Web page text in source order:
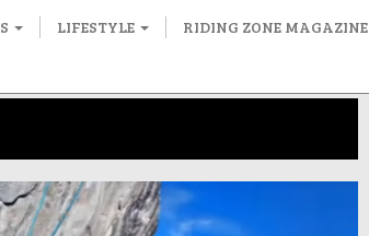
LIFESTYLE RIDING ZONE MAGAZINE